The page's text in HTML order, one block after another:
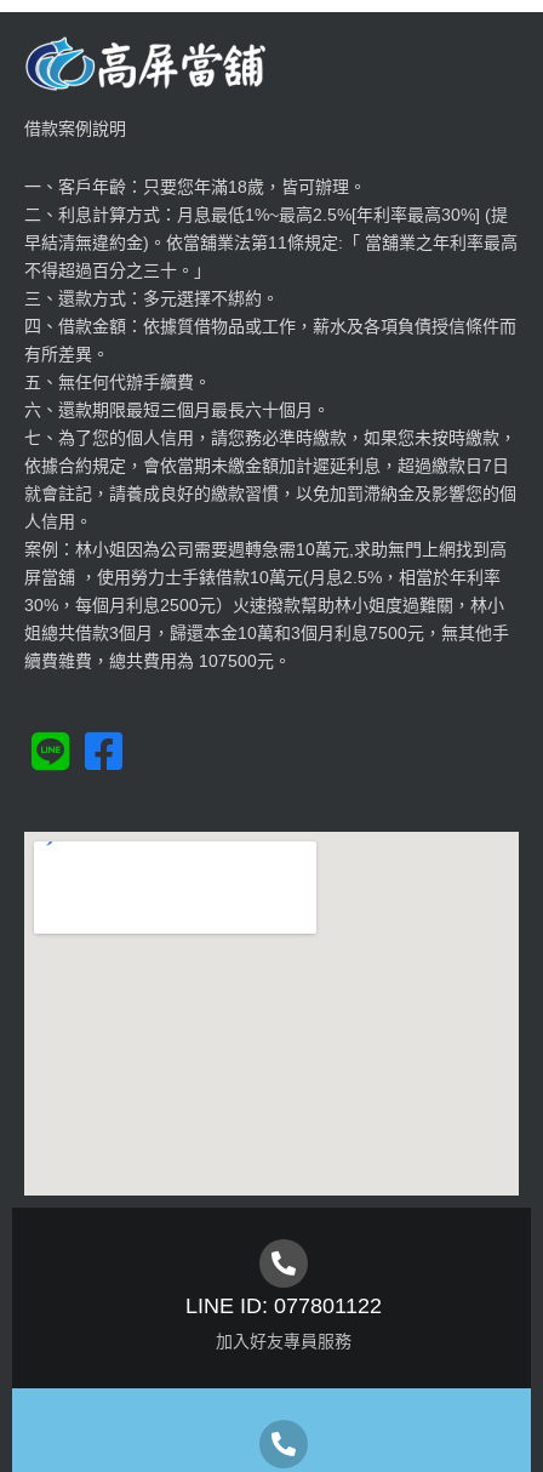
借款案例說明
一、客戶年齡：只要您年滿18歲，皆可辦理。
二、利息計算方式：月息最低1%~最高2.5%[年利率最高30%] (提
早結清無違約金)。依當舖業法第11條規定:「 當舖業之年利率最高
不得超過百分之三十。」
三、還款方式：多元選擇不綁約。
四、借款金額：依據質借物品或工作，薪水及各項負債授信條件而
有所差異。
五、無任何代辦手續費。
六、還款期限最短三個月最長六十個月。
七、為了您的個人信用，請您務必準時繳款，如果您未按時繳款，
依據合約規定，會依當期未繳金額加計遲延利息，超過繳款日7日
就會註記，請養成良好的繳款習慣，以免加罰滯納金及影響您的個
人信用。
案例：林小姐因為公司需要週轉急需10萬元,求助無門上網找到高
屏當舖 ，使用勞力士手錶借款10萬元(月息2.5%，相當於年利率
30%，每個月利息2500元）火速撥款幫助林小姐度過難關，林小
姐總共借款3個月，歸還本金10萬和3個月利息7500元，無其他手
續費雜費，總共費用為 107500元。
LINE ID: 077801122
加入好友專員服務